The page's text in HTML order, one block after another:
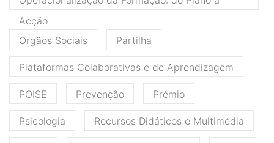
Acção
Orgãos Sociais
Partilha
Plataformas Colaborativas e de Aprendizagem
POISE Prevenção Prémio
Psicologia Recursos Didáticos e Multimédia